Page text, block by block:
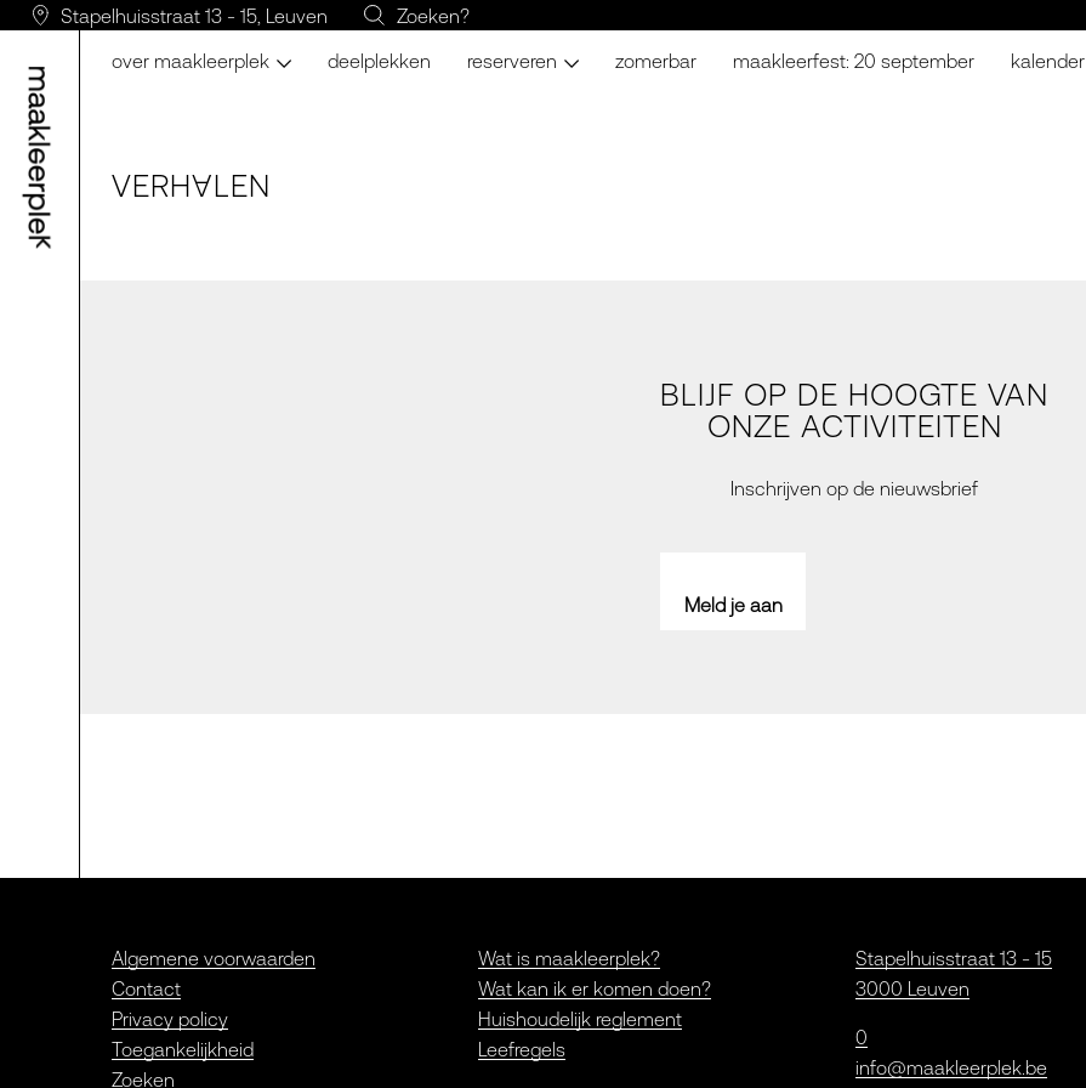
Stapelhuisstraat 13 - 15, Leuven Zoeken?
over maakleerplek deelplekken reserveren zomerbar maakleerfest: 20 september kalender
VERHALEN
BLIJF OP DE HOOGTE VAN
ONZE ACTIVITEITEN
Inschrijven op de nieuwsbrief
Meld je aan
Algemene voorwaarden
Contact
Privacy policy
Toegankelijkheid
Zoeken
Wat is maakleerplek?
Wat kan ik er komen doen?
Huishoudelijk reglement
Leefregels
Stapelhuisstraat 13 - 15
3000 Leuven
0
info@maakleerplek.be